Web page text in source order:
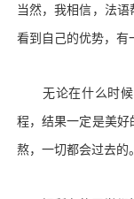
当然，我相信，法
看到自己的优势，有
无论在什么时候
程，结果一定是美
熬，一切都会过去的。